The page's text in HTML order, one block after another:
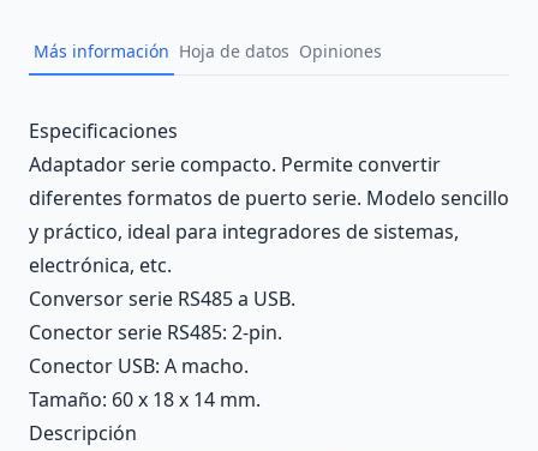
Más información Hoja de datos Opiniones
Description
Especificaciones
Adaptador serie compacto. Permite convertir
diferentes formatos de puerto serie. Modelo sencillo
y práctico, ideal para integradores de sistemas,
electrónica, etc.
Conversor serie RS485 a USB.
Conector serie RS485: 2-pin.
Conector USB: A macho.
Tamaño: 60 x 18 x 14 mm.
Descripción